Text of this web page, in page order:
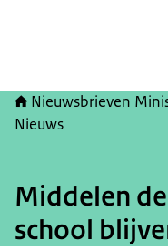
Nieuwsbrieven
Nieuws
Middelen
school